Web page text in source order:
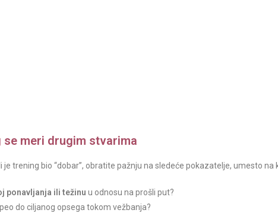
se meri drugim stvarima
je trening bio “dobar”, obratite pažnju na sledeće pokazatelje, umesto na
ponavljanja ili težinu u odnosu na prošli put?
do ciljanog opsega tokom vežbanja?